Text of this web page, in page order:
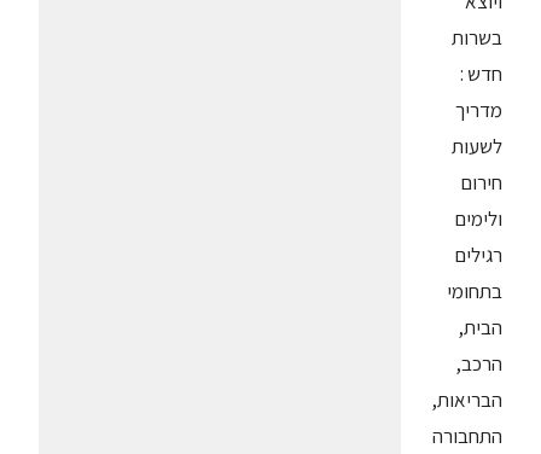
בשרות
חדש :
מדריך
לשעות
חירום
ולימים
רגילים
בתחומי
הבית,
הרכב,
הבריאות,
התחבורה